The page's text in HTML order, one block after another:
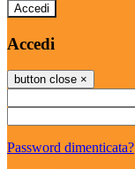
Accedi
Accedi
button close ×
Password dimenticata?